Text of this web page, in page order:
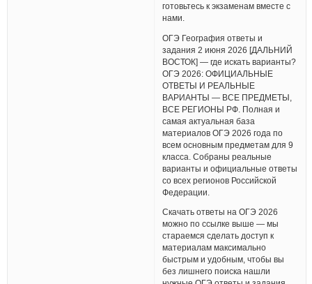
готовьтесь к экзаменам вместе с
нами.
ОГЭ География ответы и
задания 2 июня 2026 [ДАЛЬНИЙ
ВОСТОК] — где искать варианты?
ОГЭ 2026: ОФИЦИАЛЬНЫЕ
ОТВЕТЫ И РЕАЛЬНЫЕ
ВАРИАНТЫ — ВСЕ ПРЕДМЕТЫ,
ВСЕ РЕГИОНЫ РФ. Полная и
самая актуальная база
материалов ОГЭ 2026 года по
всем основным предметам для 9
класса. Собраны реальные
варианты и официальные ответы
со всех регионов Российской
Федерации.
Скачать ответы на ОГЭ 2026
можно по ссылке выше — мы
стараемся сделать доступ к
материалам максимально
быстрым и удобным, чтобы вы
без лишнего поиска нашли